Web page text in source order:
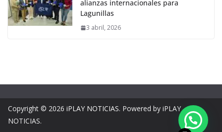
alianzas internacionales para
Lagunillas
3 abril, 2026
Copyright © 2026 iPLAY NOTICIAS. Powered by iPLAY
NOTICIAS.